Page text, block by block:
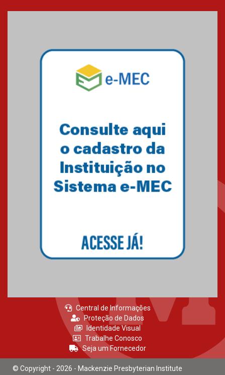
Mackenzie mobiliza campanha
solidária para apoiar famílias em
Minas Gerais
Primeiro culto do ano ressalta o
27.02.2026
Central de Informações
Proteção de Dados
Identidade Visual
Trabalhe Conosco
Seja um Fornecedor
© Copyright - 2026 - Mackenzie Presbyterian Institute